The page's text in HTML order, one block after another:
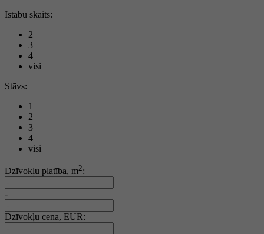
Istabu skaits:
2
3
4
visi
Stāvs:
1
2
3
4
visi
Dzīvokļu platība, m2:
-
Dzīvokļu cena, EUR: